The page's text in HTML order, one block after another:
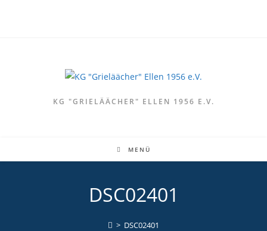
KG "GRIELÄÄCHER" ELLEN 1956 E.V.
MENÜ
DSC02401
> DSC02401